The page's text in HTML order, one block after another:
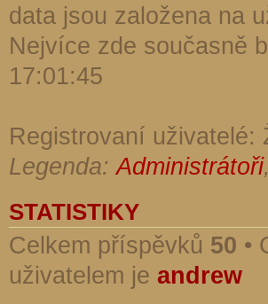
data jsou založena na
Nejvíce zde současně
17:01:45
Registrovaní uživatelé:
Legenda:Administrátoři,
STATISTIKY
Celkem příspěvků 50 •
uživatelem je andrew